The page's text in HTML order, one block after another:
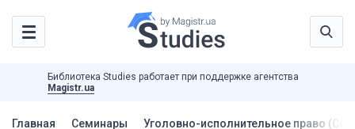
Библиотека Studies работает при поддержке агентства
Magistr.ua
Главная Семинары Уголовно-исполнительное право